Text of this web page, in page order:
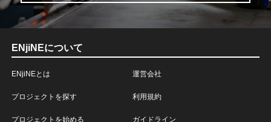
ENjiNEについて
ENjiNEとは
プロジェクトを探す
プロジェクトを始める
運営会社
利用規約
ガイドライン